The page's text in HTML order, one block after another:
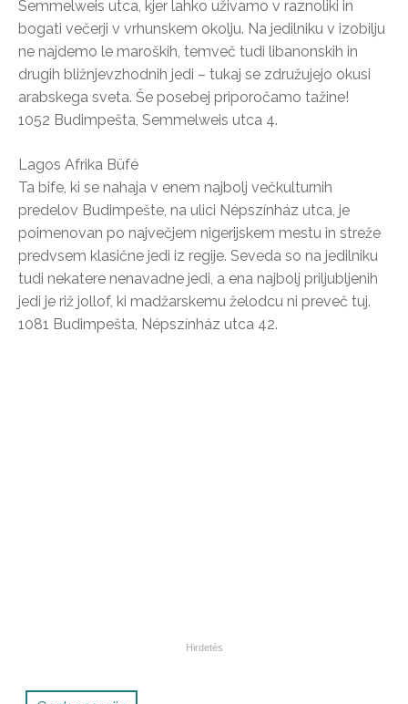
Semmelweis utca, kjer lahko uživamo v raznoliki in
bogati večerji v vrhunskem okolju. Na jedilniku v izobilju
ne najdemo le maroških, temveč tudi libanonskih in
drugih bližnjevzhodnih jedi – tukaj se združujejo okusi
arabskega sveta. Še posebej priporočamo tažine!
1052 Budimpešta, Semmelweis utca 4.
Lagos Afrika Büfé
Ta bife, ki se nahaja v enem najbolj večkulturnih
predelov Budimpešte, na ulici Népszínház utca, je
poimenovan po največjem nigerijskem mestu in streže
predvsem klasične jedi iz regije. Seveda so na jedilniku
tudi nekatere nenavadne jedi, a ena najbolj priljubljenih
jedi je riž jollof, ki madžarskemu želodcu ni preveč tuj.
1081 Budimpešta, Népszínház utca 42.